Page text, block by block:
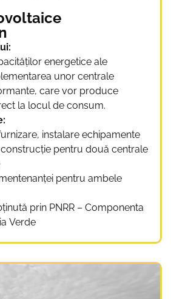
energetice ale
unor centrale
care vor produce
la locul de consum.
instalare echipamente
pentru două centrale
pentru ambele
prin PNRR – Componenta
Verde